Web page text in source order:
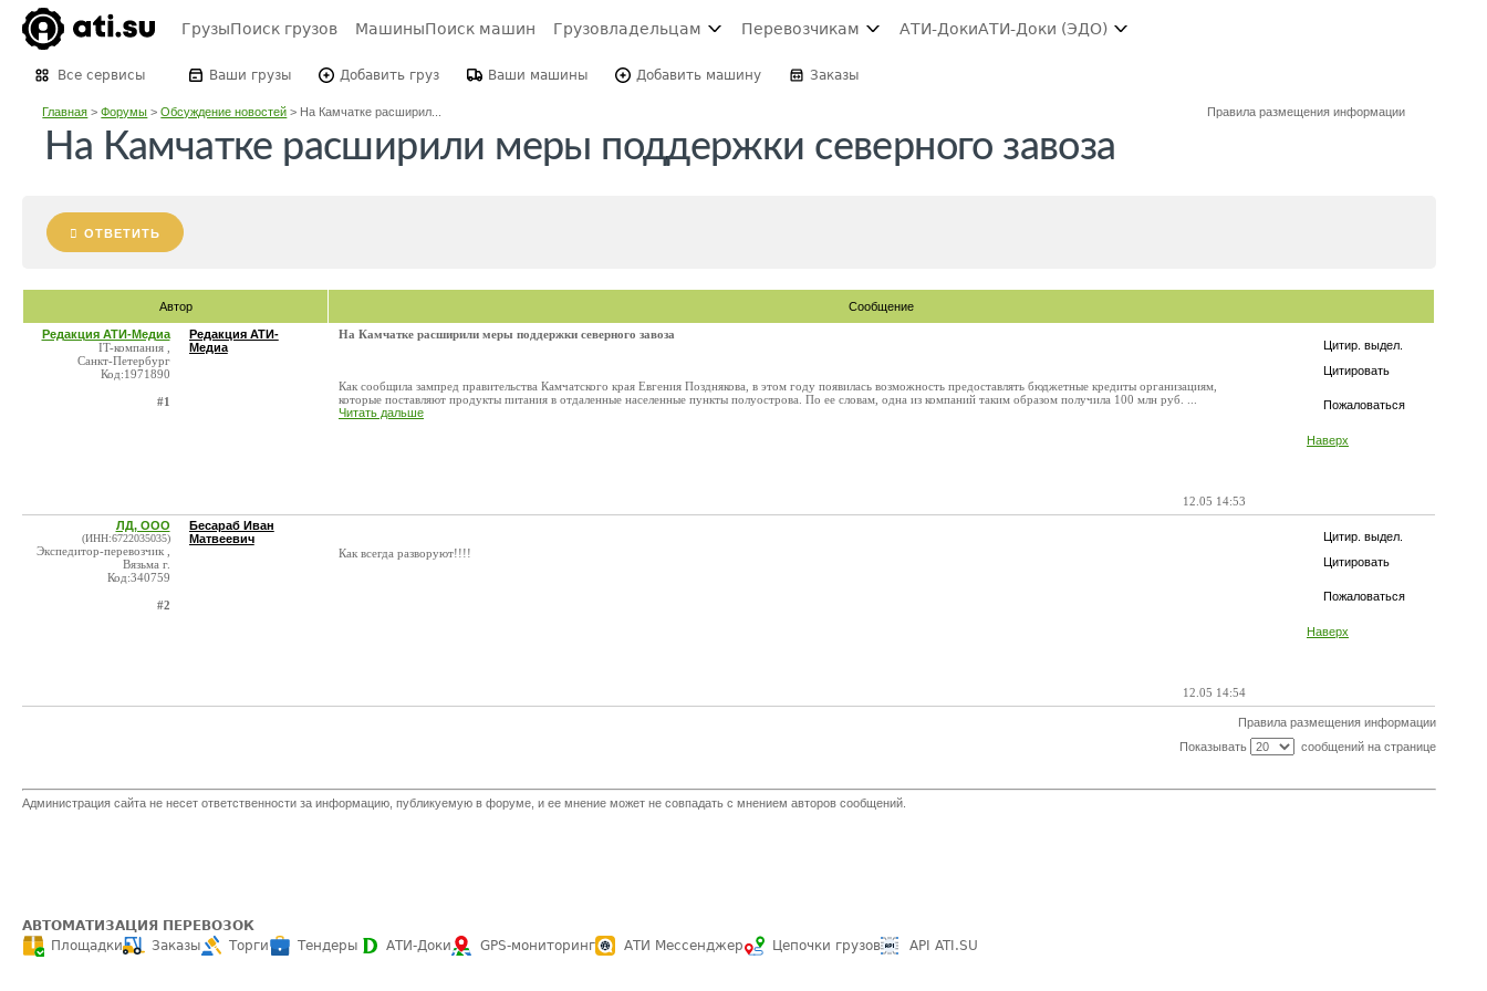
ГрузыПоиск грузов МашиныПоиск машин Грузовладельцам Перевозчикам АТИ-ДокиАТИ-Доки (ЭДО)
Все сервисы Ваши грузы Добавить груз Ваши машины Добавить машину Заказы
Главная >Форумы >Обсуждение новостей > На Камчатке расширил... Правила размещения информации
На Камчатке расширили меры поддержки северного завоза
ОТВЕТИТЬ
Автор Сообщение
Цитир. выдел.
Цитировать
Пожаловаться
Наверх
Редакция АТИ-Медиа
IT-компания ,
Санкт-Петербург
Код:1971890
#1
Редакция АТИ-
Медиа
На Камчатке расширили меры поддержки северного завоза
Как сообщила зампред правительства Камчатского края Евгения Позднякова, в этом году появилась возможность предоставлять бюджетные кредиты организациям,
которые поставляют продукты питания в отдаленные населенные пункты полуострова. По ее словам, одна из компаний таким образом получила 100 млн руб. ...
Читать дальше
12.05 14:53
Цитир. выдел.
Цитировать
Пожаловаться
Наверх
ЛД, ООО
(ИНН:6722035035)
Экспедитор-перевозчик ,
Вязьма г.
Код:340759
#2
Бесараб Иван
Матвеевич
Как всегда разворуют!!!!
12.05 14:54
Правила размещения информации
Показывать
сообщений на странице
Администрация сайта не несет ответственности за информацию, публикуемую в форуме, и ее мнение может не совпадать с мнением авторов сообщений.
АВТОМАТИЗАЦИЯ ПЕРЕВОЗОК
Площадки
Заказы Торги Тендеры АТИ-Доки GPS-мониторинг АТИ Мессенджер Цепочки грузов API ATI.SU